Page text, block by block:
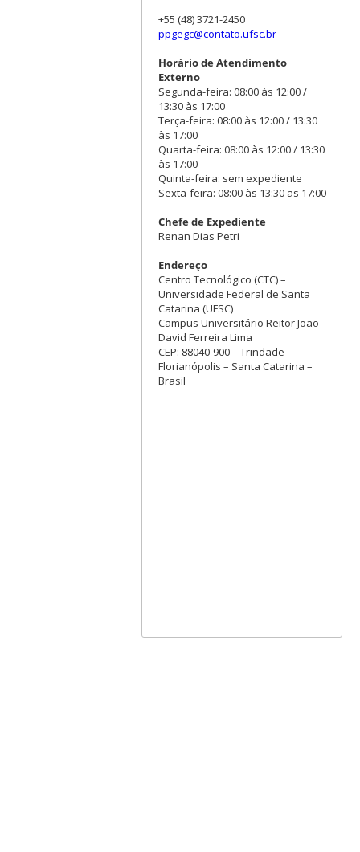
+55 (48) 3721-2450
ppgegc@contato.ufsc.br
Horário de Atendimento
Externo
Segunda-feira: 08:00 às 12:00 /
13:30 às 17:00
Terça-feira: 08:00 às 12:00 / 13:30
às 17:00
Quarta-feira: 08:00 às 12:00 / 13:30
às 17:00
Quinta-feira: sem expediente
Sexta-feira: 08:00 às 13:30 as 17:00
Chefe de Expediente
Renan Dias Petri
Endereço
Centro Tecnológico (CTC) –
Universidade Federal de Santa
Catarina (UFSC)
Campus Universitário Reitor João
David Ferreira Lima
CEP: 88040-900 – Trindade –
Florianópolis – Santa Catarina –
Brasil